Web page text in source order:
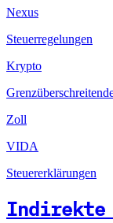
Nexus
Steuerregelungen
Krypto
Zoll
VIDA
Steuererklärungen
Indirekte